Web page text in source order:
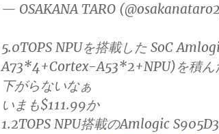
— OSAKANA TARO
5.0TOPS NPUを搭載した SoC
A73*4+Cortex-A53*2+NPU)を積ん
下がらないなぁ
いまも$111.99か
1.2TOPS NPU搭載のAmlogic